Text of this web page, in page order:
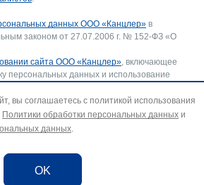
данных ООО «Канцлер» в
законом от 27.07.2006 г. № 152-ФЗ «О
сайта ООО «Канцлер» , включающее
персональных данных и использование
персональных данных направьте
info@estudy.ru.
вы соглашаетесь с политикой использования
Политики обработки персональных данных и
данных.
OK